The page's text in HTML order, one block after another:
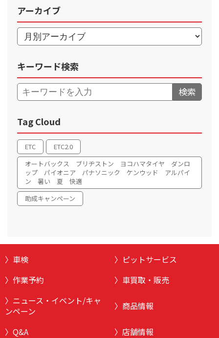
アーカイブ
キーワード検索
検索
Tag Cloud
ETC
ETC2.0
オートバックス ブリヂストン ヨコハマタイヤ ダンロ
ップ パイオニア パナソニック ケンウッド アルパイ
ン 暑い 夏 快適
助成キャンペーン
車検
ピットサービス
作業予約
車買取・販売
ニュース・イベント/キャ
ンペーン
商品情報
Q&A 店舗情報